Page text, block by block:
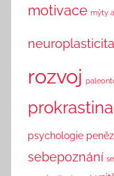
motivace mýty
neuroplasticita
rozvoj
psychologie peněz
sebepoznání